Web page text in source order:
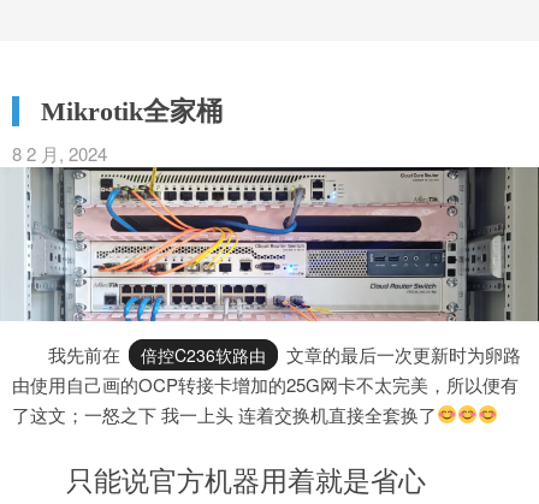
Mikrotik全家桶
8 2 月, 2024
我先前在 倍控C236软路由
文章的最后一次更新时为卵路
由使用自己画的OCP转接卡增加的25G网卡不太完美，所以便有
了这文；一怒之下 我一上头 连着交换机直接全套换了
只能说官方机器用着就是省心